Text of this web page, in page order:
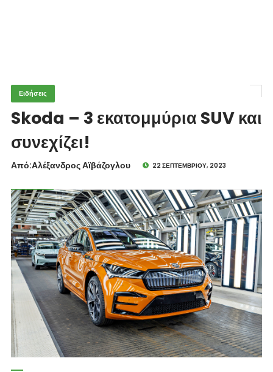
Ειδήσεις
Skoda – 3 εκατομμύρια SUV και
συνεχίζει!
Από:Aλέξανδρος Αϊβάζογλου 22 ΣΕΠΤΕΜΒΡΊΟΥ, 2023